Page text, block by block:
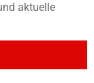
aktuelle